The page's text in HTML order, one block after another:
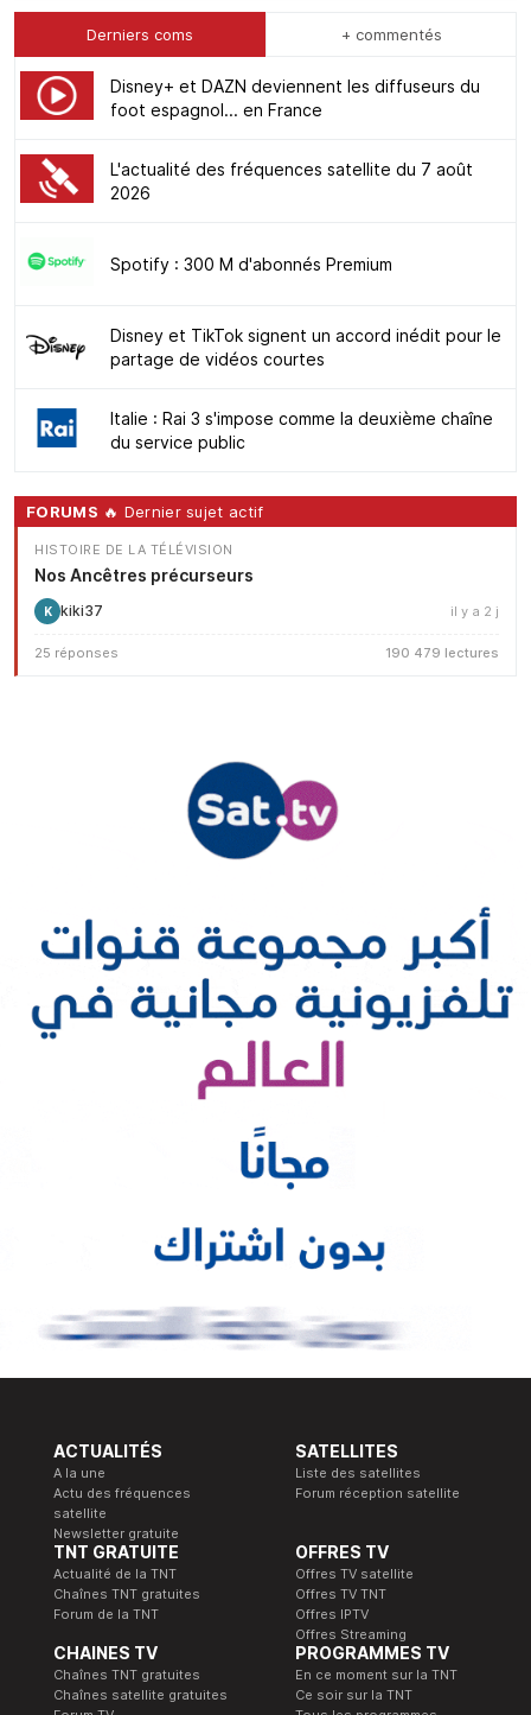
Derniers coms + commentés
Disney+ et DAZN deviennent les diffuseurs du
foot espagnol... en France
L'actualité des fréquences satellite du 7 août
2026
Spotify : 300 M d'abonnés Premium
Disney et TikTok signent un accord inédit pour le
partage de vidéos courtes
Italie : Rai 3 s'impose comme la deuxième chaîne
du service public
FORUMS 🔥 Dernier sujet actif
HISTOIRE DE LA TÉLÉVISION
Nos Ancêtres précurseurs
K kiki37 il y a 2 j
25 réponses 190 479 lectures
ACTUALITÉS
A la une
Actu des fréquences
satellite
Newsletter gratuite
SATELLITES
Liste des satellites
Forum réception satellite
TNT GRATUITE
Actualité de la TNT
Chaînes TNT gratuites
Forum de la TNT
OFFRES TV
Offres TV satellite
Offres TV TNT
Offres IPTV
Offres Streaming
CHAINES TV
Chaînes TNT gratuites
Chaînes satellite gratuites
PROGRAMMES TV
En ce moment sur la TNT
Ce soir sur la TNT